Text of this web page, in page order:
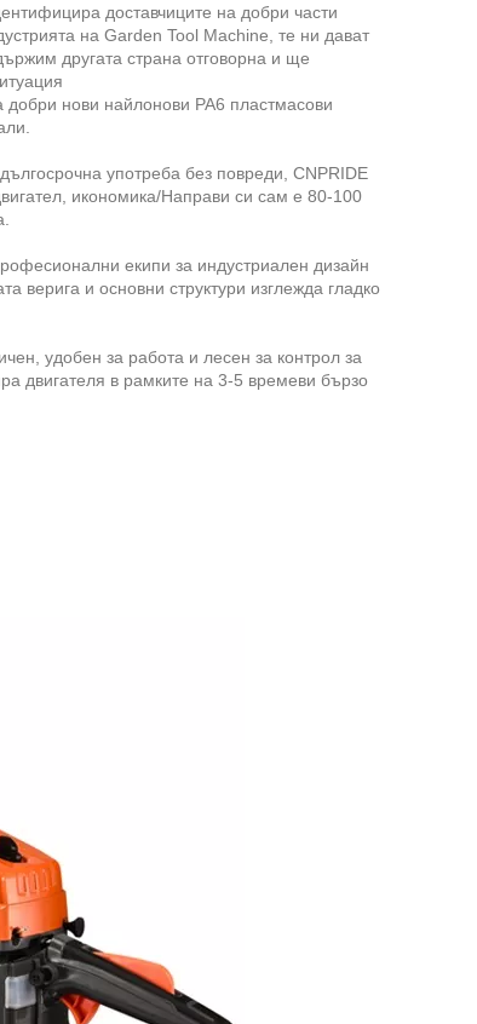
доставчиците на добри части
на Garden Tool Machine, те ни дават
другата страна отговорна и ще
нови найлонови PA6 пластмасови
употреба без повреди, CNPRIDE
икономика/Направи си сам е 80-100
екипи за индустриален дизайн
верига и основни структури изглежда гладко
удобен за работа и лесен за контрол за
двигателя в рамките на 3-5 времеви бързо